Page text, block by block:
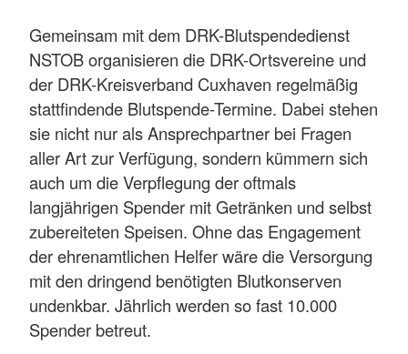
Gemeinsam mit dem DRK-Blutspendedienst
NSTOB organisieren die DRK-Ortsvereine und
der DRK-Kreisverband Cuxhaven regelmäßig
stattfindende Blutspende-Termine. Dabei stehen
sie nicht nur als Ansprechpartner bei Fragen
aller Art zur Verfügung, sondern kümmern sich
auch um die Verpflegung der oftmals
langjährigen Spender mit Getränken und selbst
zubereiteten Speisen. Ohne das Engagement
der ehrenamtlichen Helfer wäre die Versorgung
mit den dringend benötigten Blutkonserven
undenkbar. Jährlich werden so fast 10.000
Spender betreut.